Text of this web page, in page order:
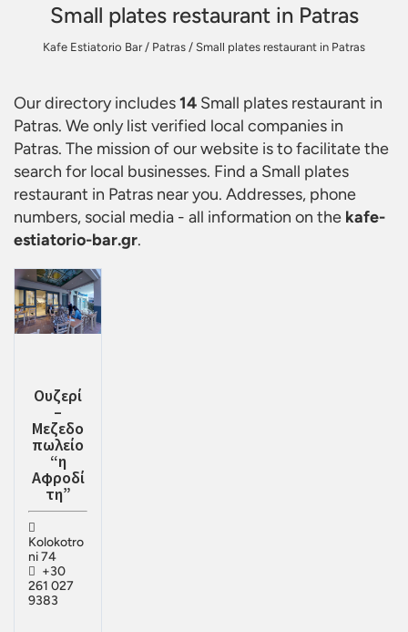
Small plates restaurant in Patras
Kafe Estiatorio Bar/ Patras / Small plates restaurant in Patras
Our directory includes14 Small plates restaurant in
Patras. We only list verified local companies in
Patras. The mission of our website is to facilitate the
search for local businesses. Find a Small plates
restaurant in Patras near you. Addresses, phone
numbers, social media - all information on the kafe-
estiatorio-bar.gr.
Ουζερί
–
Μεζεδο
πωλείο
“η
Αφροδί
τη”
Kolokotro
ni 74
+30
261 027
9383